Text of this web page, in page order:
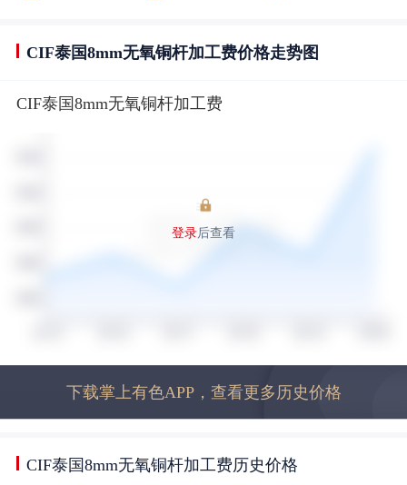
CIF泰国8mm无氧铜杆加工费价格走势图
CIF泰国8mm无氧铜杆加工费
登录后查看
下载掌上有色APP，查看更多历史价格
CIF泰国8mm无氧铜杆加工费历史价格